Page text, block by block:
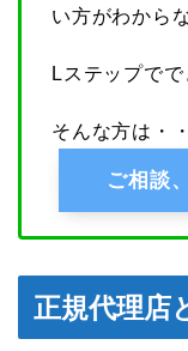
い方がわから
Lステップで
そんな方は・
ご相談
正規代理店